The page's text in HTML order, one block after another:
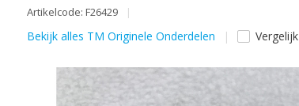
Artikelcode: F26429
Bekijk alles TM Originele Onderdelen Vergelijk